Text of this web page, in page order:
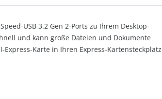
USB 3.2 Gen 2-Ports zu Ihrem Desktop-
und kann große Dateien und Dokumente
Express-Karte in Ihren Express-Kartensteckplatz